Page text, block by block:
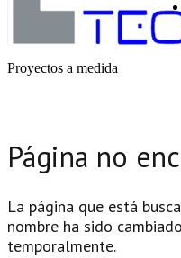
Proyectos a medida
Página no
La página que está
nombre ha sido
temporalmente.